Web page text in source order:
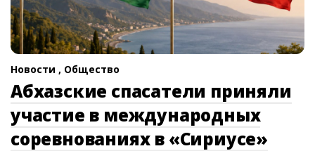
Новости , Общество
Абхазские спасатели приняли
участие в международных
соревнованиях в «Сириусе»